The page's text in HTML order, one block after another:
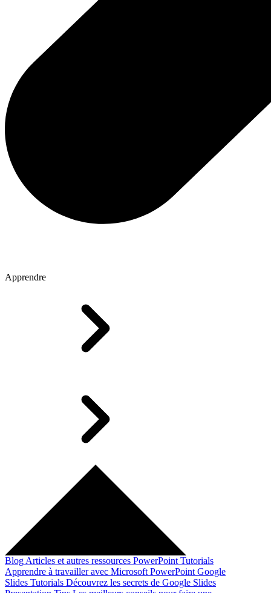
Apprendre
Blog Articles et autres ressources PowerPoint Tutorials
Apprendre à travailler avec Microsoft PowerPoint Google
Slides Tutorials Découvrez les secrets de Google Slides